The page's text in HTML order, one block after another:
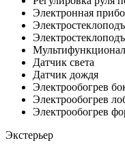
Электронная
Датчик света
Датчик дождя
Электрообогрев
Электрообогрев
Электрообогрев
Экстерьер